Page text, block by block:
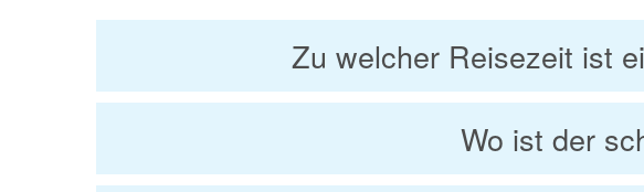
Zu welcher Reisezeit ist
Wo ist der